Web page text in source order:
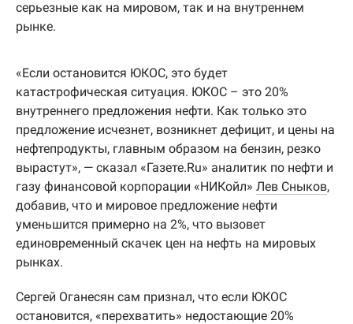
серьезные как на мировом, так и на внутреннем
рынке.
«Если остановится ЮКОС, это будет
катастрофическая ситуация. ЮКОС – это 20%
внутреннего предложения нефти. Как только это
предложение исчезнет, возникнет дефицит, и цены на
нефтепродукты, главным образом на бензин, резко
вырастут», — сказал «Газете.Ru» аналитик по нефти и
газу финансовой корпорации «НИКойл» Лев Сныков,
добавив, что и мировое предложение нефти
уменьшится примерно на 2%, что вызовет
единовременный скачек цен на нефть на мировых
рынках.
Сергей Оганесян сам признал, что если ЮКОС
остановится, «перехватить» недостающие 20%